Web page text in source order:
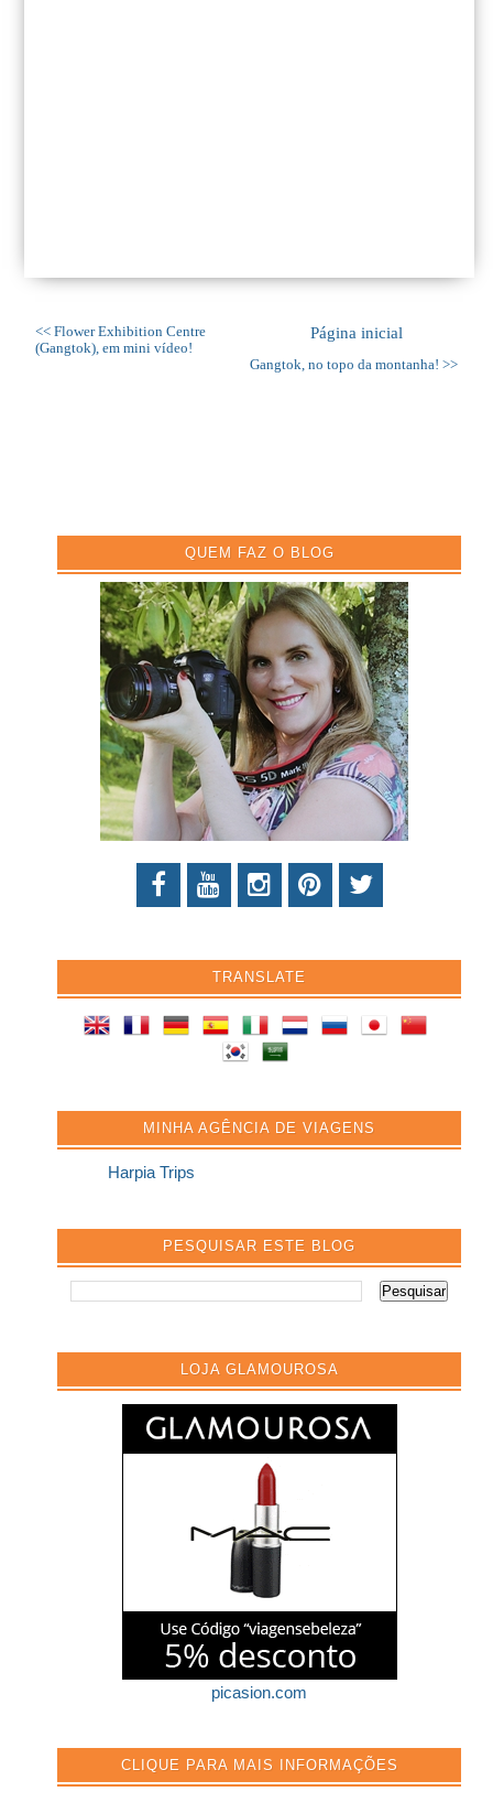
<< Flower Exhibition Centre
(Gangtok), em mini vídeo!
Gangtok, no topo da montanha! >>
Página inicial
QUEM FAZ O BLOG
TRANSLATE
MINHA AGÊNCIA DE VIAGENS
Harpia Trips
PESQUISAR ESTE BLOG
LOJA GLAMOUROSA
picasion.com
CLIQUE PARA MAIS INFORMAÇÕES